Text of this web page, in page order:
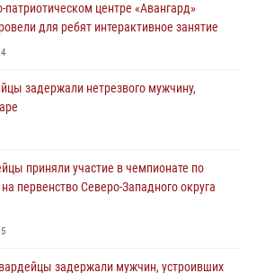
центре «Авангард»
для ребят интерактивное занятие
4
задержали нетрезвого мужчину,
приняли участие в чемпионате по
первенство Северо-Западного округа
5
задержали мужчин, устроивших